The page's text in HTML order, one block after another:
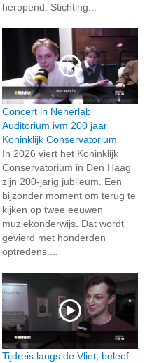
heropend. Stichting...
Concert in Neherlab
Auditorium ivm 200 jaar
Koninklijk Conservatorium
In 2026 viert het Koninklijk
Conservatorium in Den Haag
zijn 200-jarig jubileum. Een
bijzonder moment om terug te
kijken op twee eeuwen
muziekonderwijs. Dat wordt
gevierd met honderden
optredens....
Tijdreis langs de Vliet; beleef